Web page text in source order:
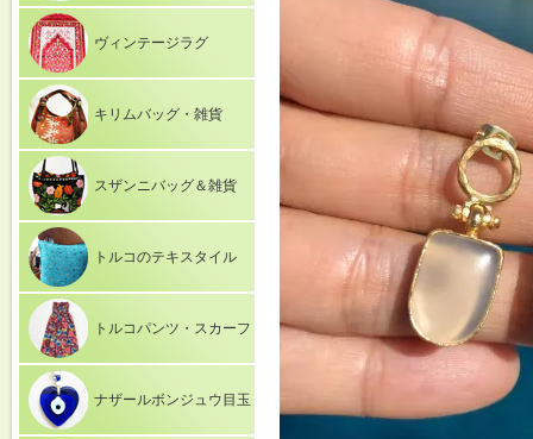
ヴィンテージラグ
キリムバッグ・雑貨
スザンニバッグ＆雑貨
トルコのテキスタイル
トルコパンツ・スカーフ
ナザールボンジュウ目玉